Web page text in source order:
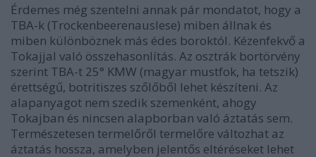
Érdemes még szentelni annak pár mondatot, hogy a
TBA-k (Trockenbeerenauslese) miben állnak és
miben különböznek más édes boroktól. Kézenfekvő a
Tokajjal való összehasonlítás. Az osztrák bortörvény
szerint TBA-t 25° KMW (magyar mustfok, ha tetszik)
érettségű, botritiszes szőlőből lehet készíteni. Az
alapanyagot nem szedik szemenként, ahogy
Tokajban és nincsen alapborban való áztatás sem.
Természetesen termelőről termelőre változhat az
áztatás hossza, amelyben jelentős eltéréseket lehet